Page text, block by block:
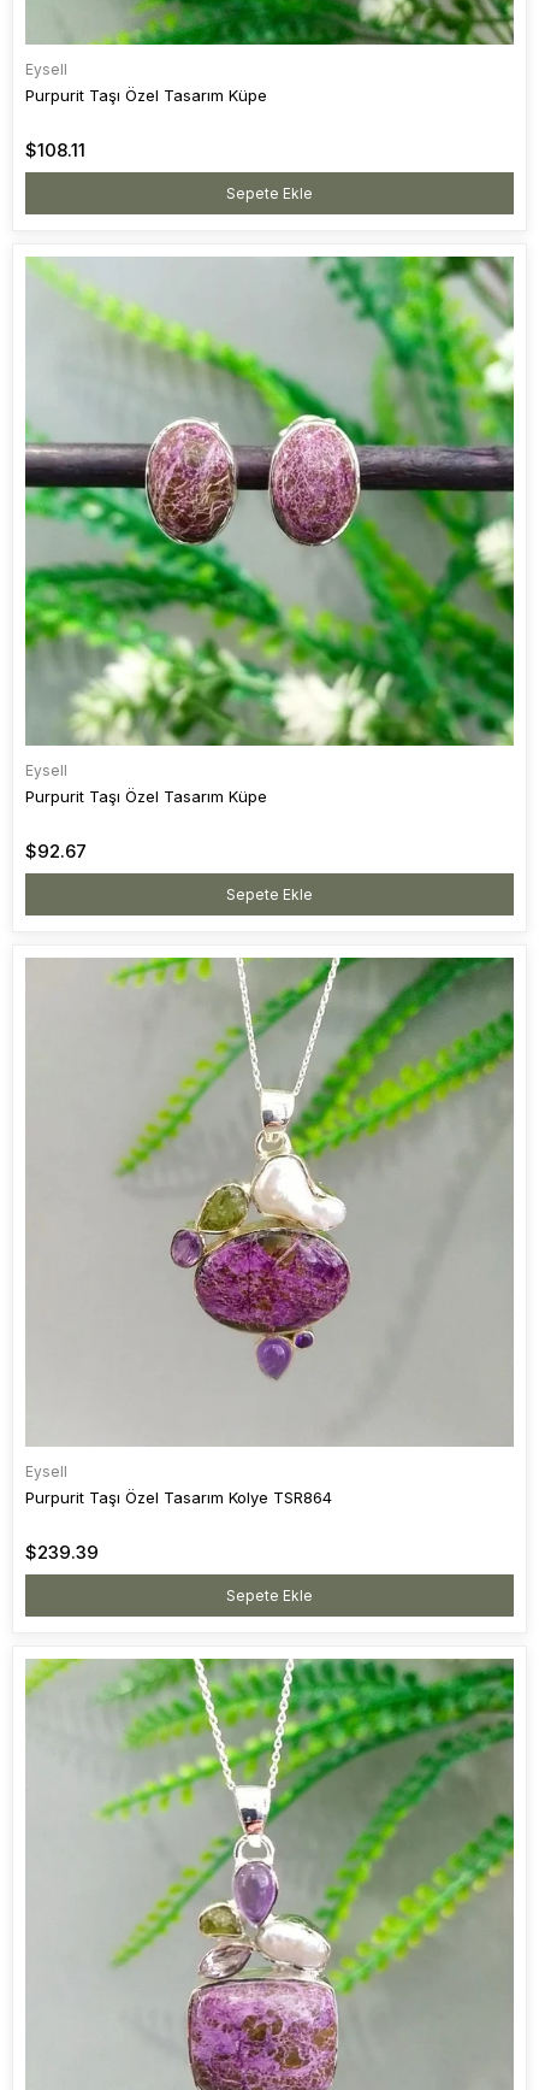
Eysell
Purpurit Taşı Özel Tasarım Küpe
$108.11
Sepete Ekle
Eysell
Purpurit Taşı Özel Tasarım Küpe
$92.67
Sepete Ekle
Eysell
Purpurit Taşı Özel Tasarım Kolye TSR864
$239.39
Sepete Ekle